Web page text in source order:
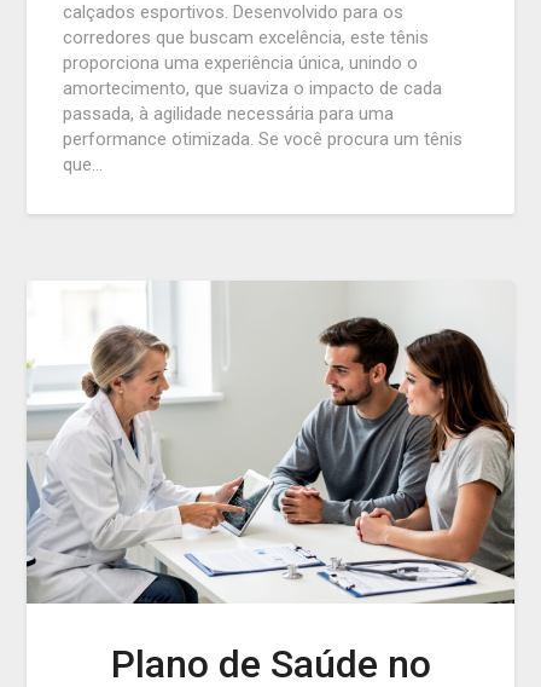
calçados esportivos. Desenvolvido para os
corredores que buscam excelência, este tênis
proporciona uma experiência única, unindo o
amortecimento, que suaviza o impacto de cada
passada, à agilidade necessária para uma
performance otimizada. Se você procura um tênis
que…
Plano de Saúde no